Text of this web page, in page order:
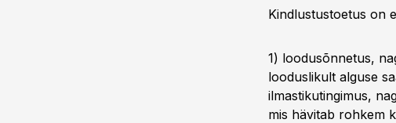
Kindlustustoetus on
1) loodusõnnetus,
looduslikult alguse
ilmastikutingimus,
mis hävitab rohkem